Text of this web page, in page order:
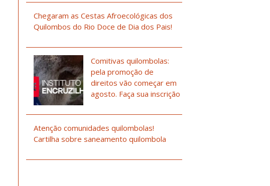
Chegaram as Cestas Afroecológicas dos
Quilombos do Rio Doce de Dia dos Pais!
Comitivas quilombolas:
pela promoção de
direitos vão começar em
agosto. Faça sua inscrição
Atenção comunidades quilombolas!
Cartilha sobre saneamento quilombola